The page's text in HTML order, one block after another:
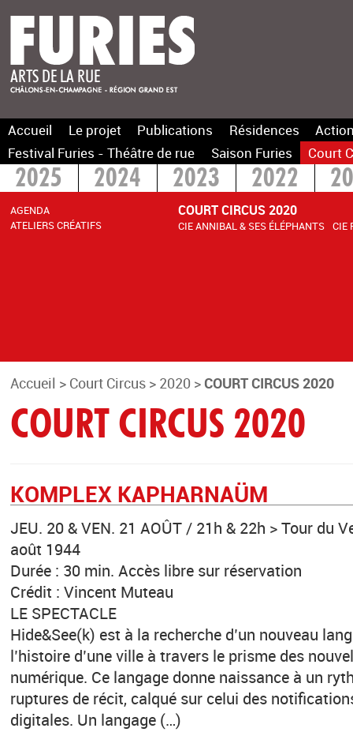
Accueil Le projet Publications Résidences
Festival Furies - Théâtre de rue
Saison Furies Court
2025 2024 2023 2022
AGENDA
ATELIERS CRÉATIFS
COURT CIRCUS 2020
CIE ANNIBAL & SES ÉLÉPHANTS CIE
Accueil > Court Circus > 2020 > COURT CIRCUS 2020
COURT CIRCUS 2020
KOMPLEX KAPHARNAÜM
JEU. 20 & VEN. 21 AOÛT / 21h & 22h > Tour du
août 1944
Durée : 30 min. Accès libre sur réservation
Crédit : Vincent Muteau
LE SPECTACLE
Hide&See(k) est à la recherche d’un nouveau
l’histoire d’une ville à travers le prisme des
numérique. Ce langage donne naissance à un
ruptures de récit, calqué sur celui des
digitales. Un langage (…)